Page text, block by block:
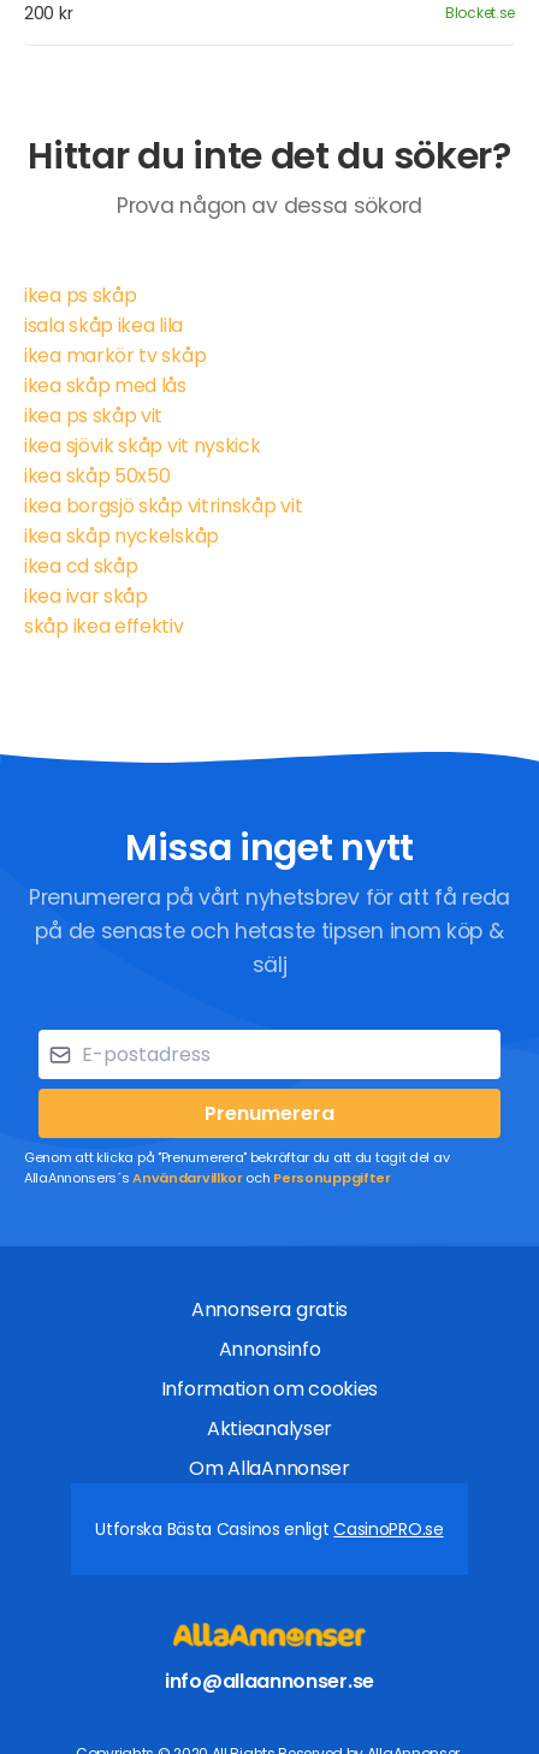
200 kr Blocket.se
Hittar du inte det du söker?
Prova någon av dessa sökord
ikea ps skåp
isala skåp ikea lila
ikea markör tv skåp
ikea skåp med lås
ikea ps skåp vit
ikea sjövik skåp vit nyskick
ikea skåp 50x50
ikea borgsjö skåp vitrinskåp vit
ikea skåp nyckelskåp
ikea cd skåp
ikea ivar skåp
skåp ikea effektiv
Missa inget nytt
Prenumerera på vårt nyhetsbrev för att få reda
på de senaste och hetaste tipsen inom köp &
sälj
Prenumerera
Genom att klicka på "Prenumerera" bekräftar du att du tagit del av
AllaAnnonsers´sAnvändarvillkoroch Personuppgifter
Annonsera gratis
Annonsinfo
Information om cookies
Aktieanalyser
Om AllaAnnonser
Utforska Bästa Casinos enligtCasinoPRO.se
info@allaannonser.se